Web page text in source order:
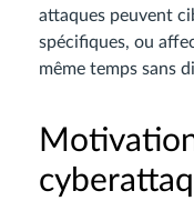
attaques peuvent
spécifiques, ou
même temps sans